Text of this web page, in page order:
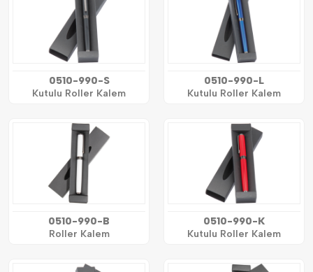
0510-990-S
Kutulu Roller Kalem
0510-990-L
Kutulu Roller Kalem
0510-990-B
Roller Kalem
0510-990-K
Kutulu Roller Kalem